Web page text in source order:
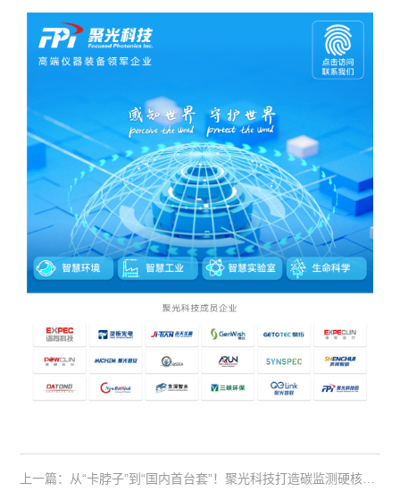
上一篇：从“卡脖子”到“国内首台套”！聚光科技打造碳监测硬核国货